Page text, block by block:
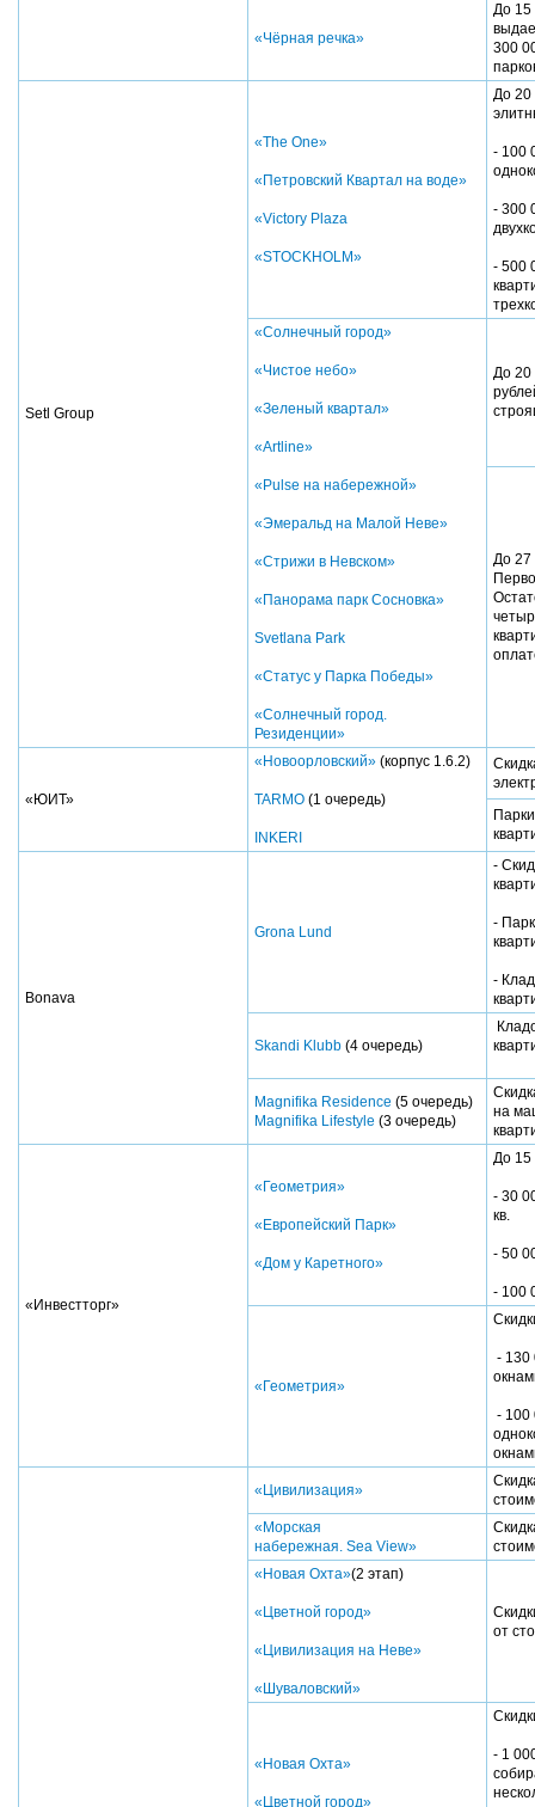
«Чёрная речка»
До 15
300
Setl Group
«The One»
«Петровский Квартал на воде»
«Victory Plaza
«STOCKHOLM»
До 20
- 100
- 300
- 500
«Солнечный город»
«Чистое небо»
«Зеленый квартал»
«Artline»
«Pulse на набережной»
«Эмеральд на Малой Неве»
«Стрижи в Невском»
«Панорама парк Сосновка»
Svetlana Park
«Статус у Парка Победы»
«Солнечный город.
Резиденции»
До 20
До 27
«ЮИТ»
«Новоорловский» (корпус 1.6.2)
TARMO (1 очередь)
INKERI
Bonava
Grona Lund
-
-
-
Skandi Klubb (4 очередь)
Magnifika Residence (5 очередь)
Magnifika Lifestyle (3 очередь)
на
«Инвестторг»
«Геометрия»
«Европейский Парк»
«Дом у Каретного»
До 15
- 30
кв.
- 50
- 100
«Геометрия»
- 130
- 100
«Цивилизация»
«Морская
набережная. Sea View»
«Новая Охта»(2 этап)
«Цветной город»
«Цивилизация на Неве»
«Шуваловский»
от
«Новая Охта»
«Цветной город»
- 1